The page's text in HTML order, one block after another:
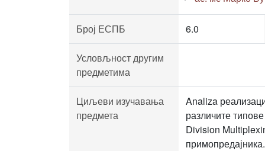
Број ЕСПБ 6.0
Условљност другим
предметима
Циљеви изучавања
предмета
Analiza
различите
Division
примопредајника.